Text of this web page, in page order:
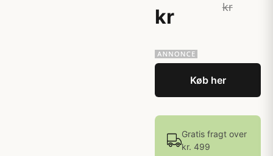
kr
kr
Køb her
Gratis fragt over
kr. 499